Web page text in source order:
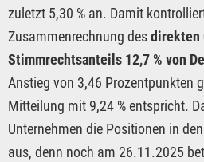
zuletzt 5,30 % an. Damit
Zusammenrechnung desdirekten
Stimmrechtsanteils 12,7 % von
Anstieg von 3,46 Prozentpunkten
Mitteilung mit 9,24 % entspricht.
Unternehmen die Positionen in
aus, denn noch am 26.11.2025